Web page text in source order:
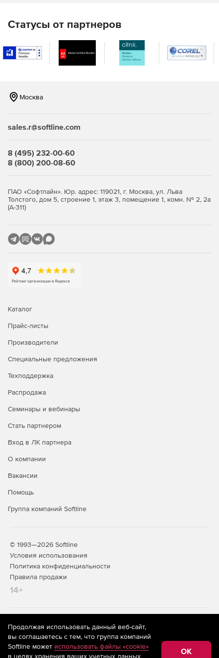
мультиплатформенная среда для macOS и Windows.
Благодаря высокоэффективной среде разработки и
Приложения масштабируются по мере роста и могут
современного оборудования для поддержки сотен
пользователей настольных компьютеров и тысяч
Статусы от партнеров
Москва
sales.r@softline.com
8 (495) 232-00-60
8 (800) 200-08-60
ПАО «Софтлайн». Юр. адрес: 119021, г. Москва, ул. Льва
Толстого, дом 5, строение 1, этаж 3, помещение 1, комн. № 2, 2а
(А-311)
Каталог
Прайс-листы
Производители
Специальные предложения
Техподдержка
Распродажа
Семинары и вебинары
Стать партнером
Вход в ЛК партнера
О компании
Вакансии
Помощь
Группа компаний Softline
© 1993—2026 Softline
Условия использования
Политика конфиденциальности
Правила продажи
14+
На информационном ресурсе store.softline.ru применяются
рекомендательные технологии
(информационные технологии
предоставления информации на основе сбора,
систематизации и анализа сведений, относящихся к
предпочтениям пользователей сети «Интернет»,
Продолжая использовать данный веб-сайт,
вы соглашаетесь с тем, что группа компаний
Softline может использовать файлы «cookie»
в целях хранения ваших учетных данных,
OK